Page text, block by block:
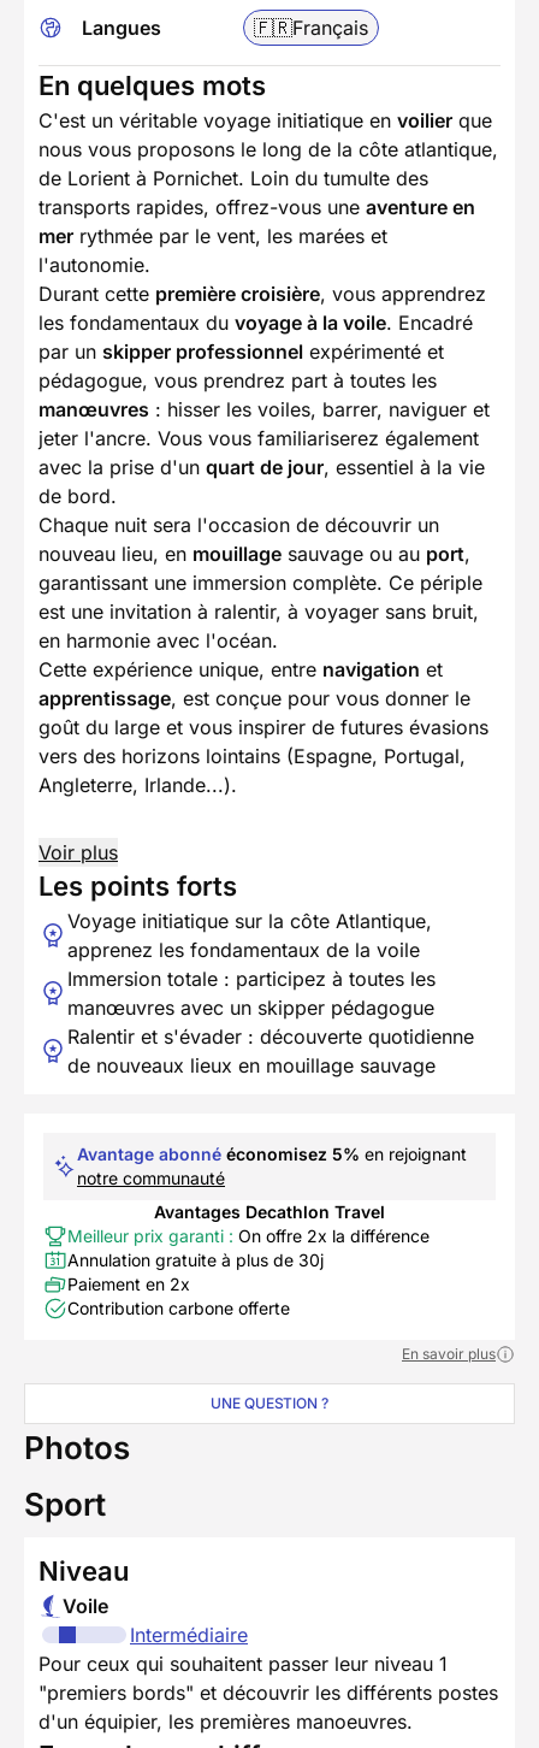
Langues 🇫🇷Français
En quelques mots
C'est un véritable voyage initiatique en voilier que
nous vous proposons le long de la côte atlantique,
de Lorient à Pornichet. Loin du tumulte des
transports rapides, offrez-vous une aventure en
mer rythmée par le vent, les marées et
l'autonomie.
Durant cette première croisière, vous apprendrez
les fondamentaux du voyage à la voile. Encadré
par un skipper professionnel expérimenté et
pédagogue, vous prendrez part à toutes les
manœuvres : hisser les voiles, barrer, naviguer et
jeter l'ancre. Vous vous familiariserez également
avec la prise d'un quart de jour, essentiel à la vie
de bord.
Chaque nuit sera l'occasion de découvrir un
nouveau lieu, en mouillage sauvage ou au port,
garantissant une immersion complète. Ce périple
est une invitation à ralentir, à voyager sans bruit,
en harmonie avec l'océan.
Cette expérience unique, entre navigation et
apprentissage, est conçue pour vous donner le
goût du large et vous inspirer de futures évasions
vers des horizons lointains (Espagne, Portugal,
Angleterre, Irlande...).
Voir plus
Les points forts
Voyage initiatique sur la côte Atlantique,
apprenez les fondamentaux de la voile
Immersion totale : participez à toutes les
manœuvres avec un skipper pédagogue
Ralentir et s'évader : découverte quotidienne
de nouveaux lieux en mouillage sauvage
Avantage abonné économisez 5% en rejoignant
notre communauté
Avantages Decathlon Travel
Meilleur prix garanti : On offre 2x la différence
Annulation gratuite à plus de 30j
Paiement en 2x
Contribution carbone offerte
En savoir plus
UNE QUESTION ?
Photos
Sport
Niveau
Voile
Intermédiaire
Pour ceux qui souhaitent passer leur niveau 1
"premiers bords" et découvrir les différents postes
d'un équipier, les premières manoeuvres.